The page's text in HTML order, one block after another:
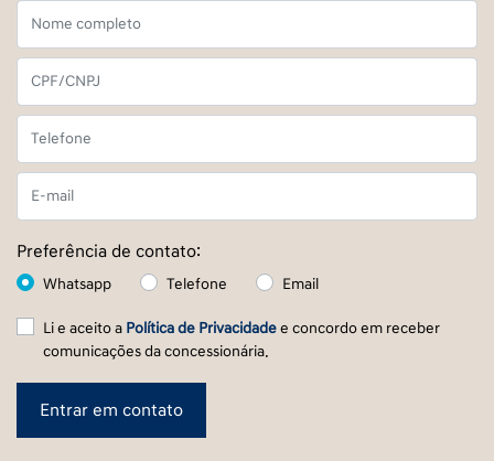
Preferência de contato:
Whatsapp Telefone Email
Li e aceito a Política de Privacidadee concordo em receber
comunicações da concessionária.
Entrar em contato